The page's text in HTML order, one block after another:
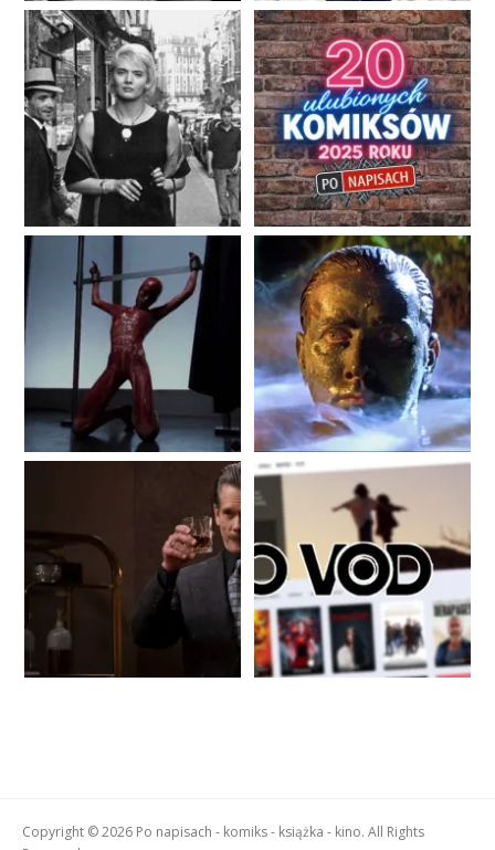
Copyright © 2026 Po napisach - komiks - książka - kino. All Rights